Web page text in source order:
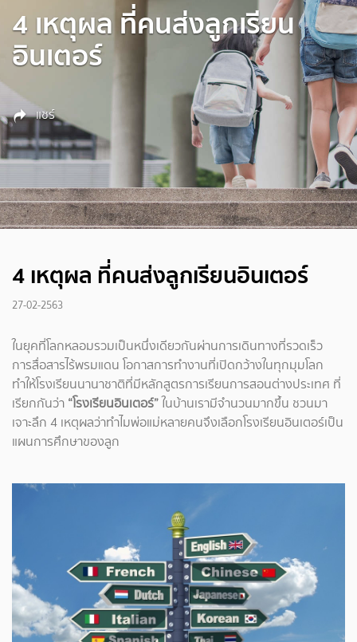
4 เหตุผล ที่คนส่งลูกเรียน
อินเตอร์
แชร์
4 เหตุผล ที่คนส่งลูกเรียนอินเตอร์
27-02-2563
ในยุคที่โลกหลอมรวมเป็นหนึ่งเดียวกันผ่านการเดินทางที่รวดเร็ว
การสื่อสารไร้พรมแดน โอกาสการทำงานที่เปิดกว้างในทุกมุมโลก
ทำให้โรงเรียนนานาชาติที่มีหลักสูตรการเรียนการสอนต่างประเทศ ที่
เรียกกันว่า “โรงเรียนอินเตอร์”ในบ้านเรามีจำนวนมากขึ้น ชวนมา
เจาะลึก 4 เหตุผลว่าทำไมพ่อแม่หลายคนจึงเลือกโรงเรียนอินเตอร์เป็น
แผนการศึกษาของลูก